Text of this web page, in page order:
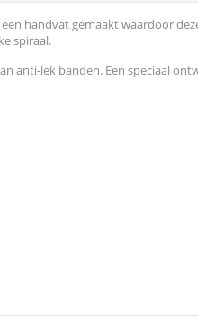
handvat gemaakt waardoor
spiraal.
anti-lek banden. Een speciaal